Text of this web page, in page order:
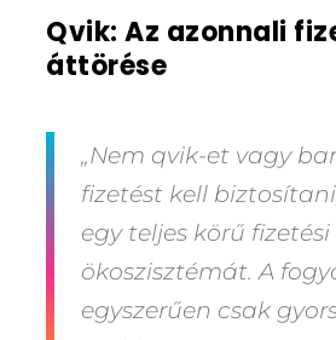
Qvik: Az azonnali
áttörése
„Nem qvik-et vagy
fizetést kell
egy teljes körű fizetési
ökoszisztémát. A
egyszerűen csak